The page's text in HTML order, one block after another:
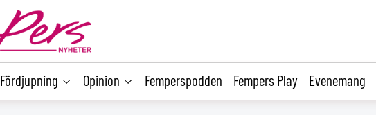
Fördjupning Opinion Femperspodden Fempers Play Evenemang